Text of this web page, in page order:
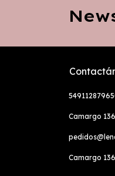
Camargo
Camargo